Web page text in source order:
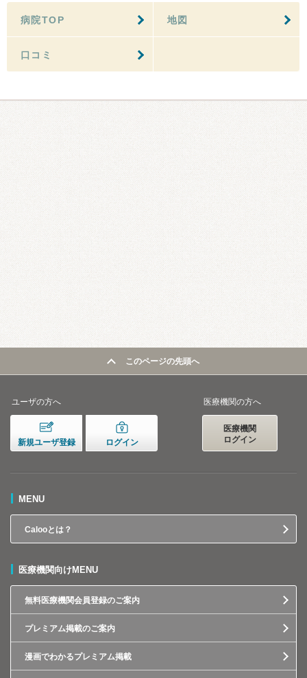
病院TOP 地図
口コミ
このページの先頭へ
ユーザの方へ
新規ユーザ登録 ログイン
医療機関の方へ
医療機関
ログイン
MENU
Calooとは？
医療機関向けMENU
無料医療機関会員登録のご案内
プレミアム掲載のご案内
漫画でわかるプレミアム掲載